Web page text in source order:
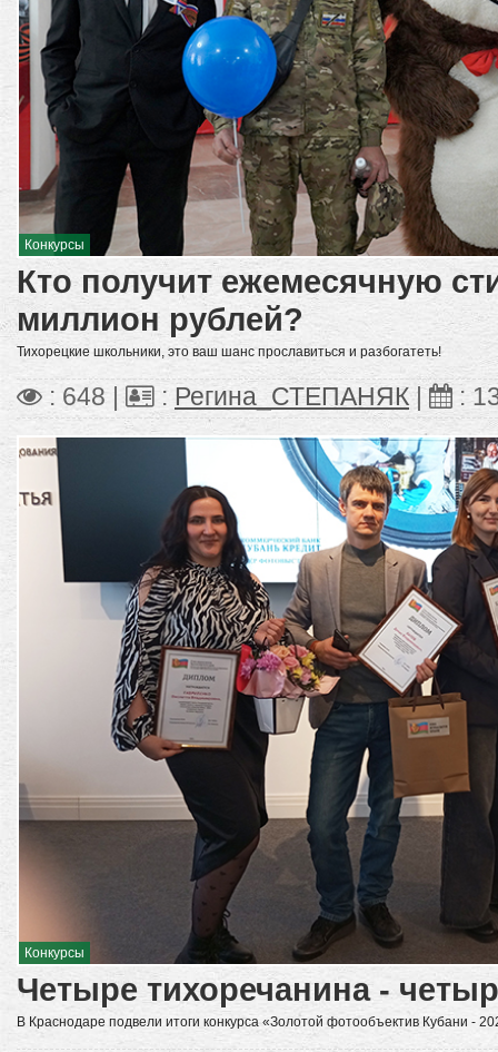
Конкурсы
Кто получит ежемесячную
миллион рублей?
Тихорецкие школьники, это ваш шанс прославиться и разбогатеть!
: 648 | : Регина_СТЕПАНЯК | :
Конкурсы
Четыре тихоречанина -
В Краснодаре подвели итоги конкурса «Золотой фотообъектив Кубани -